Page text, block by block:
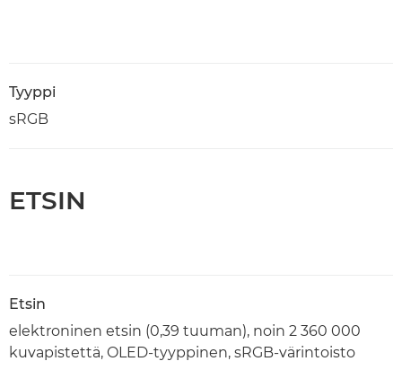
Tyyppi
sRGB
ETSIN
Etsin
elektroninen etsin (0,39 tuuman), noin 2 360 000
kuvapistettä, OLED-tyyppinen, sRGB-värintoisto